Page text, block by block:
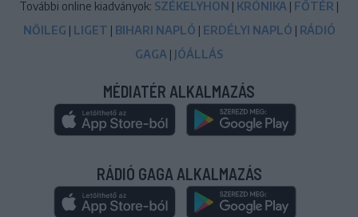
További online kiadványok: SZÉKELYHON | KRÓNIKA | FŐTÉR |
NŐILEG | LIGET | BIHARI NAPLÓ | ERDÉLYI NAPLÓ | RÁDIÓ
GAGA | JÓÁLLÁS
MÉDIATÉR ALKALMAZÁS
RÁDIÓ GAGA ALKALMAZÁS